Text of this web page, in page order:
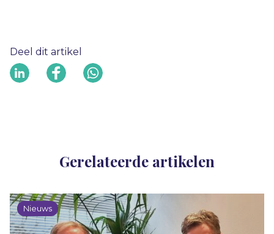
Deel dit artikel
Gerelateerde artikelen
Nieuws